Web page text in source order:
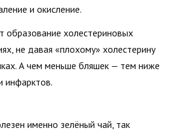
и окисление.
холестериновых
не давая «плохому» холестерину
А чем меньше бляшек — тем ниже
инфарктов.
именно зелёный чай, так